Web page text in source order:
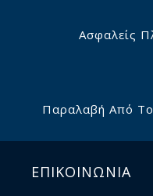
Ασφαλείς
Παραλαβή Από
ΕΠΙΚΟΙΝΩΝΙΑ